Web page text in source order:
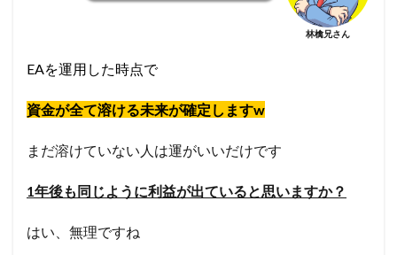
林檎兄さん
EAを運用した時点で
資金が全て溶ける未来が確定しますw
まだ溶けていない人は運がいいだけです
1年後も同じように利益が出ていると思いますか？
はい、無理ですね